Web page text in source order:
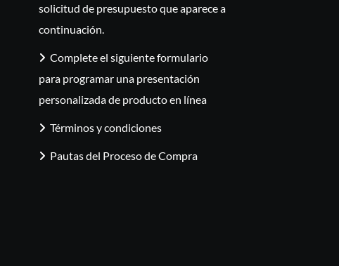
solicitud de presupuesto que aparece a
continuación.
Complete el siguiente formulario
para programar una presentación
personalizada de producto en línea
Términos y condiciones
Pautas del Proceso de Compra